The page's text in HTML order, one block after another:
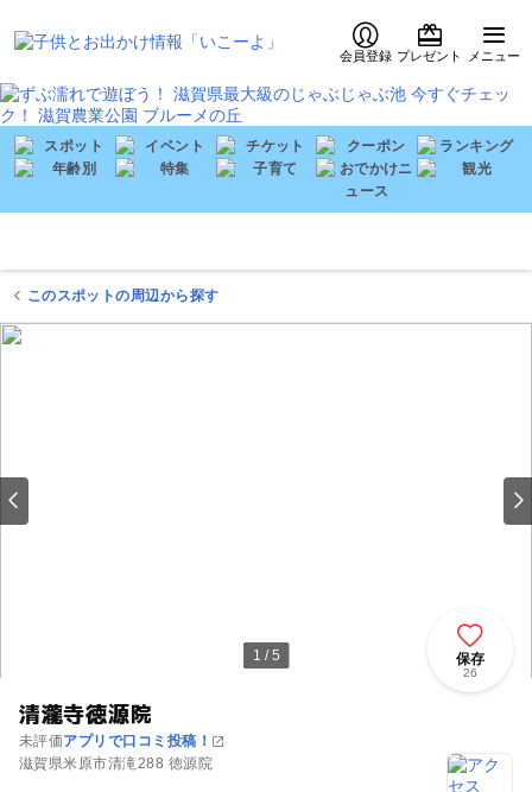
会員登録 プレゼント メニュー
このスポットの周辺から探す
1 / 5
清瀧寺徳源院
未評価アプリで口コミ投稿！
滋賀県米原市清滝288 徳源院
保存
26